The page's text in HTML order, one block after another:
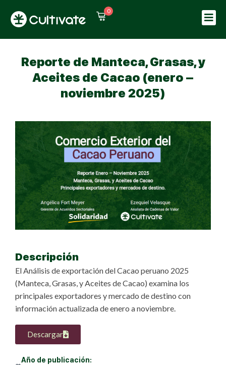
0
Reporte de Manteca, Grasas, y
Aceites de Cacao (enero –
noviembre 2025)
Descripción
El Análisis de exportación del Cacao peruano 2025
(Manteca, Grasas, y Aceites de Cacao) examina los
principales exportadores y mercado de destino con
información actualizada de enero a noviembre.
Descargar
Año de publicación:
Sign in
Don’t have an account?Sign up
Remember me Lost your password?